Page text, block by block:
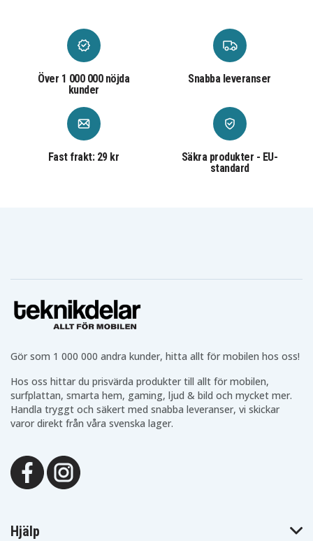
Över 1 000 000 nöjda
kunder
Snabba leveranser
Fast frakt: 29 kr
Säkra produkter - EU-
standard
Gör som 1 000 000 andra kunder, hitta allt för mobilen hos oss!
Hos oss hittar du prisvärda produkter till allt för mobilen,
surfplattan, smarta hem, gaming, ljud & bild och mycket mer.
Handla tryggt och säkert med snabba leveranser, vi skickar
varor direkt från våra svenska lager.
Hjälp